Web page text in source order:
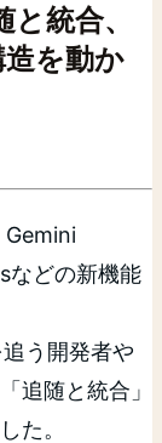
統合、
を動か
Gemini
どの新機能
う開発者や
追随と統合」
た。